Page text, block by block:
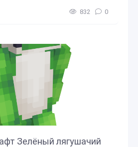
832 0
Зелёный лягушачий